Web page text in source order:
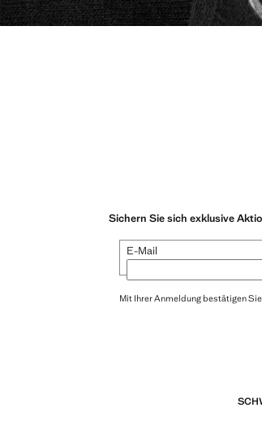
Sichern Sie sich exklusive
E-Mail
Mit Ihrer Anmeldung bestätigen